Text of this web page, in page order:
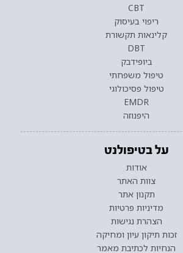
CBT
ריפוי בעיסוק
קלינאות תקשורת
DBT
ביופידבק
טיפול משפחתי
טיפול פסיכולוגי
EMDR
היפנוזה
על בטיפולנט
אודות
צוות האתר
תקנון אתר
מדיניות פרטיות
הצהרת נגישות
זכות תיקון עיון ומחיקה
הנחיות לכתיבת מאמר